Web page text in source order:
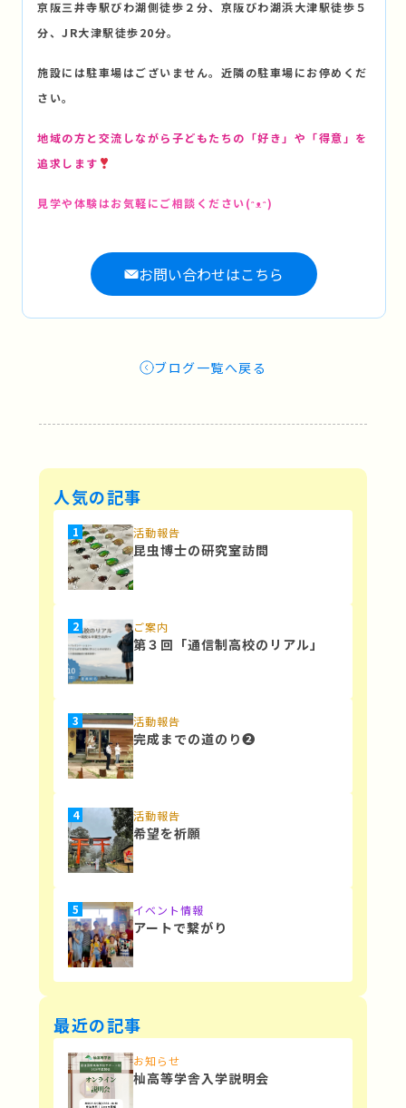
京阪三井寺駅びわ湖側徒歩２分、京阪びわ湖浜大津駅徒歩５
分、JR大津駅徒歩20分。
施設には駐車場はございません。近隣の駐車場にお停めくだ
さい。
地域の方と交流しながら子どもたちの「好き」や「得意」を
追求します
見学や体験はお気軽にご相談ください(ᵔᴥᵔ)
お問い合わせはこちら
ブログ一覧へ戻る
人気の記事
活動報告
昆虫博士の研究室訪問
ご案内
第３回「通信制高校のリアル」
活動報告
完成までの道のり❷
活動報告
希望を祈願
イベント情報
アートで繋がり
最近の記事
お知らせ
杣高等学舎入学説明会